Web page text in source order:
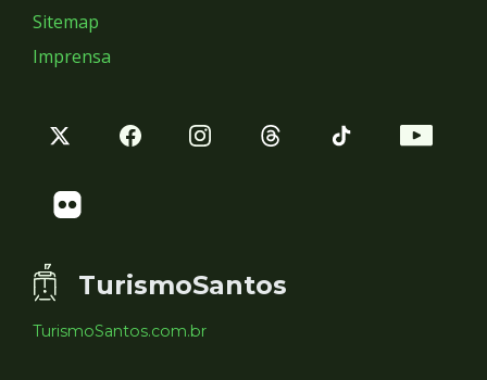
Sitemap
Imprensa
TurismoSantos
TurismoSantos.com.br